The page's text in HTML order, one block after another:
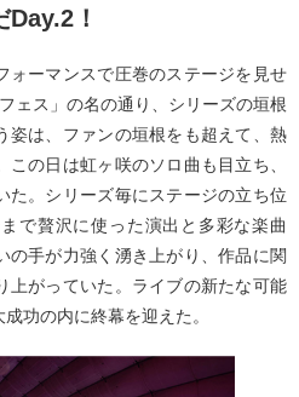
！
ォーマンスで圧巻のステージを見せ
ェス」の名の通り、シリーズの垣根
姿は、ファンの垣根をも超えて、熱
の日は虹ヶ咲のソロ曲も目立ち、
た。シリーズ毎にステージの立ち位
で贅沢に使った演出と多彩な楽曲
の手が力強く湧き上がり、作品に関
上がっていた。ライブの新たな可能
功の内に終幕を迎えた。